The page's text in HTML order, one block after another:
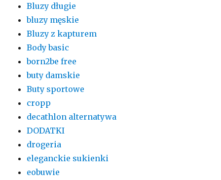
Bluzy długie
bluzy męskie
Bluzy z kapturem
Body basic
born2be free
buty damskie
Buty sportowe
cropp
decathlon alternatywa
DODATKI
drogeria
eleganckie sukienki
eobuwie